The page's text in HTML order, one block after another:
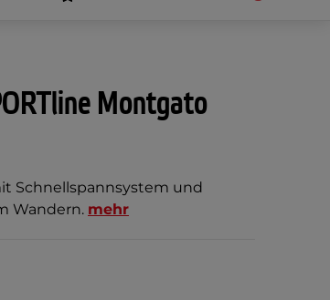
Montgato
Schnellspannsystem und
Wandern. mehr